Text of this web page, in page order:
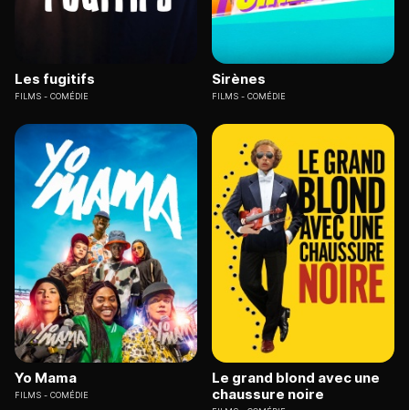
Les fugitifs
FILMS COMÉDIE
Sirènes
FILMS COMÉDIE
Yo Mama
FILMS COMÉDIE
Le grand blond avec une
chaussure noire